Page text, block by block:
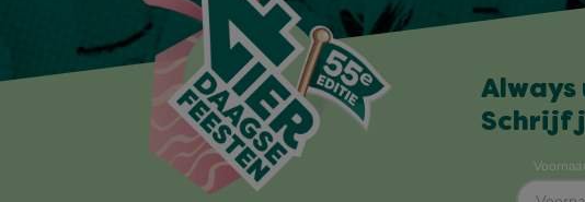
Always
Schrijf